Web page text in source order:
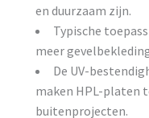
en duurzaam zijn.
Typische
meer
De UV-
maken HPL-platen
buitenprojecten.